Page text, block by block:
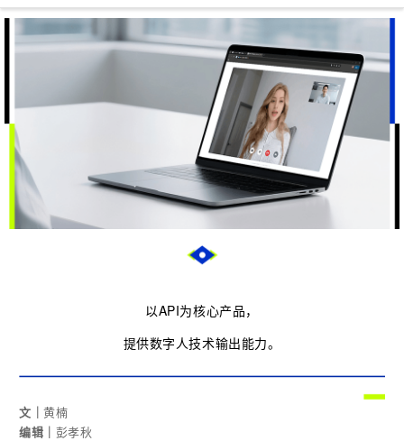
以API为核心产品，
提供数字人技术输出能力。
文 ｜ 黄楠
编辑 ｜ 彭孝秋